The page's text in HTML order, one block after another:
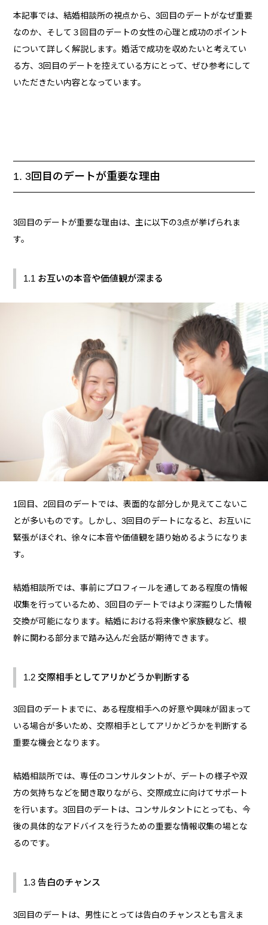
本記事では、結婚相談所の視点から、3回目のデートがなぜ重要
なのか、そして３回目のデートの女性の心理と成功のポイント
について詳しく解説します。婚活で成功を収めたいと考えてい
る方、3回目のデートを控えている方にとって、ぜひ参考にして
いただきたい内容となっています。
1. 3回目のデートが重要な理由
3回目のデートが重要な理由は、主に以下の3点が挙げられま
す。
1.1 お互いの本音や価値観が深まる
1回目、2回目のデートでは、表面的な部分しか見えてこないこ
とが多いものです。しかし、3回目のデートになると、お互いに
緊張がほぐれ、徐々に本音や価値観を語り始めるようになりま
す。
結婚相談所では、事前にプロフィールを通してある程度の情報
収集を行っているため、3回目のデートではより深掘りした情報
交換が可能になります。結婚における将来像や家族観など、根
幹に関わる部分まで踏み込んだ会話が期待できます。
1.2 交際相手としてアリかどうか判断する
3回目のデートまでに、ある程度相手への好意や興味が固まって
いる場合が多いため、交際相手としてアリかどうかを判断する
重要な機会となります。
結婚相談所では、専任のコンサルタントが、デートの様子や双
方の気持ちなどを聞き取りながら、交際成立に向けてサポート
を行います。3回目のデートは、コンサルタントにとっても、今
後の具体的なアドバイスを行うための重要な情報収集の場とな
るのです。
1.3 告白のチャンス
3回目のデートは、男性にとっては告白のチャンスとも言えま